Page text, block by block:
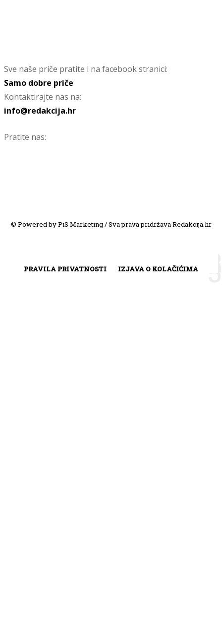
Sve naše priče pratite i na facebook stranici:
Samo dobre priče
Kontaktirajte nas na:
info@redakcija.hr
Pratite nas:
© Powered by PiS Marketing / Sva prava pridržava Redakcija.hr
PRAVILA PRIVATNOSTI IZJAVA O KOLAČIĆIMA